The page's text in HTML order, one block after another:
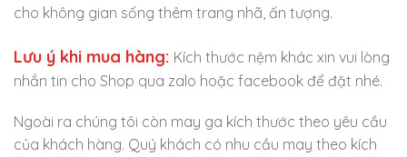
cho không gian sống thêm trang nhã, ấn tượng.
Lưu ý khi mua hàng: Kích thước nệm khác xin vui lòng
nhắn tin cho Shop qua zalo hoặc facebook để đặt nhé.
Ngoài ra chúng tôi còn may ga kích thước theo yêu cầu
của khách hàng. Quý khách có nhu cầu may theo kích